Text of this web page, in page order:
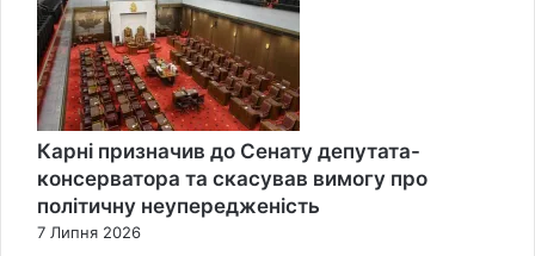
Карні призначив до Сенату депутата-
консерватора та скасував вимогу про
політичну неупередженість
7 Липня 2026